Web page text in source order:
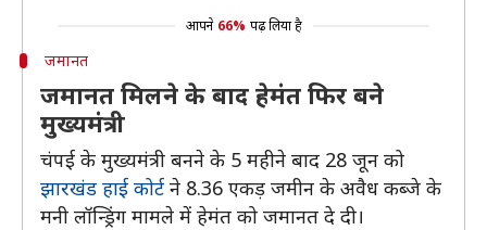
आपने 66% पढ़ लिया है
जमानत
जमानत मिलने के बाद हेमंत फिर बने
मुख्यमंत्री
चंपई के मुख्यमंत्री बनने के 5 महीने बाद 28 जून को
झारखंड हाई कोर्ट ने 8.36 एकड़ जमीन के अवैध कब्जे के
मनी लॉन्ड्रिंग मामले में हेमंत को जमानत दे दी।